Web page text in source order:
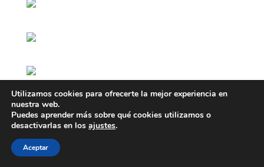
Utilizamos cookies para ofrecerte la mejor experiencia en
nuestra web.
Puedes aprender más sobre qué cookies utilizamos o
desactivarlas en los ajustes.
Aceptar